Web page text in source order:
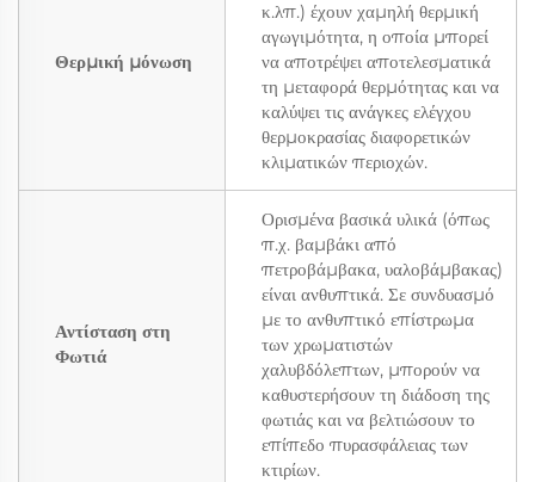
Θερμική μόνωση
κ.λπ.) έχουν χαμηλή θερμική
αγωγιμότητα, η οποία μπορεί
να αποτρέψει αποτελεσματικά
τη μεταφορά θερμότητας και να
καλύψει τις ανάγκες ελέγχου
θερμοκρασίας διαφορετικών
κλιματικών περιοχών.
Αντίσταση στη
Φωτιά
Ορισμένα βασικά υλικά (όπως
π.χ. βαμβάκι από
πετροβάμβακα, υαλοβάμβακας)
είναι ανθυπτικά. Σε συνδυασμό
με το ανθυπτικό επίστρωμα
των χρωματιστών
χαλυβδόλεπτων, μπορούν να
καθυστερήσουν τη διάδοση της
φωτιάς και να βελτιώσουν το
επίπεδο πυρασφάλειας των
κτιρίων.